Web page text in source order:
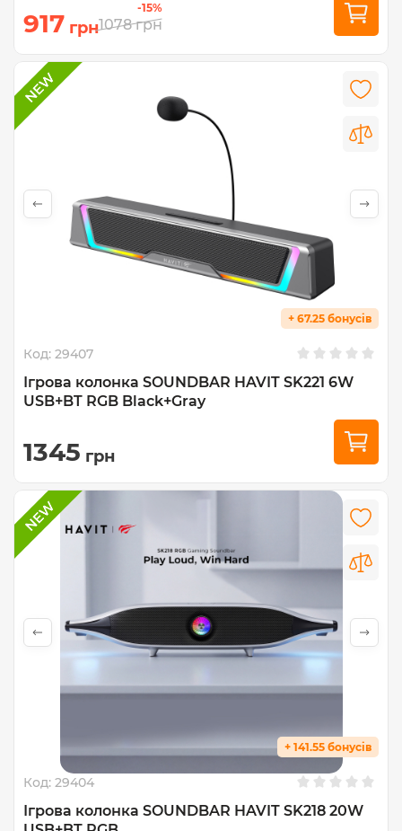
917 грн
-15%
1078 грн
+ 67.25 бонусів
Код: 29407
Ігрова колонка SOUNDBAR HAVIT SK221 6W
USB+BT RGB Black+Gray
1345 грн
+ 141.55 бонусів
Код: 29404
Ігрова колонка SOUNDBAR HAVIT SK218 20W